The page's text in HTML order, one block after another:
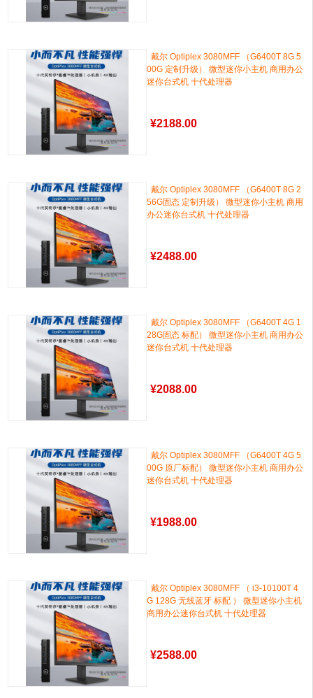
戴尔 Optiplex 3080MFF （G6400T 8G 5
00G 定制升级） 微型迷你小主机 商用办公
迷你台式机 十代处理器
¥2188.00
戴尔 Optiplex 3080MFF （G6400T 8G 2
56G固态 定制升级） 微型迷你小主机 商用
办公迷你台式机 十代处理器
¥2488.00
戴尔 Optiplex 3080MFF （G6400T 4G 1
28G固态 标配） 微型迷你小主机 商用办公
迷你台式机 十代处理器
¥2088.00
戴尔 Optiplex 3080MFF （G6400T 4G 5
00G 原厂标配） 微型迷你小主机 商用办公
迷你台式机 十代处理器
¥1988.00
戴尔 Optiplex 3080MFF （ i3-10100T 4
G 128G 无线蓝牙 标配 ） 微型迷你小主机
商用办公迷你台式机 十代处理器
¥2588.00